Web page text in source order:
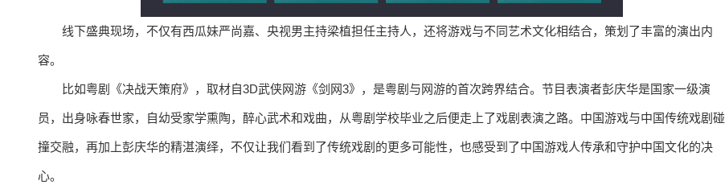
线下盛典现场，不仅有西瓜妹严尚嘉、央视男主持梁植担任主持人，还将游戏与不同艺术文化相结合，策划了丰富的演出内
容。
比如粤剧《决战天策府》，取材自3D武侠网游《剑网3》，是粤剧与网游的首次跨界结合。节目表演者彭庆华是国家一级演
员，出身咏春世家，自幼受家学熏陶，醉心武术和戏曲，从粤剧学校毕业之后便走上了戏剧表演之路。中国游戏与中国传统戏剧碰
撞交融，再加上彭庆华的精湛演绎，不仅让我们看到了传统戏剧的更多可能性，也感受到了中国游戏人传承和守护中国文化的决
心。